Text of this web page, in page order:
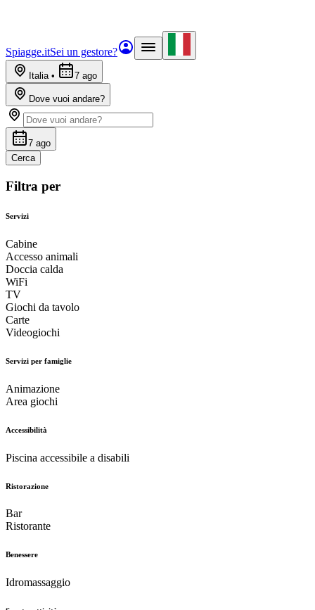
Spiagge.itSei un gestore?
Italia• 7 ago
Dove vuoi andare?
7 ago
Cerca
Filtra per
Servizi
Cabine
Accesso animali
Doccia calda
WiFi
TV
Giochi da tavolo
Carte
Videogiochi
Servizi per famiglie
Animazione
Area giochi
Accessibilità
Piscina accessibile a disabili
Ristorazione
Bar
Ristorante
Benessere
Idromassaggio